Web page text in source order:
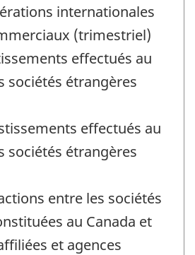
internationales
(trimestriel)
effectués au
sociétés étrangères
effectués au
sociétés étrangères
entre les sociétés
au Canada et
et agences